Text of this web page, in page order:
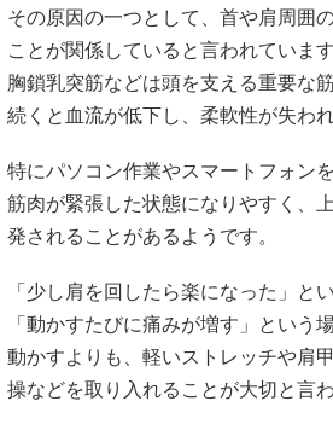
その原因の一つとして、首や肩周囲
ことが関係していると言われていま
胸鎖乳突筋などは頭を支える重要な
続くと血流が低下し、柔軟性が失わ
特にパソコン作業やスマートフォン
筋肉が緊張した状態になりやすく、
発されることがあるようです。
「少し肩を回したら楽になった」と
「動かすたびに痛みが増す」という
動かすよりも、軽いストレッチや肩
操などを取り入れることが大切と言